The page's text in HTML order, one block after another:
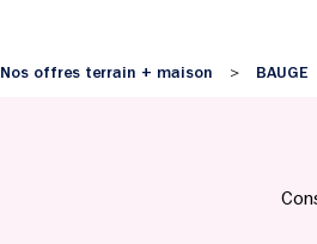
Nos offres terrain + maison > BAUGE